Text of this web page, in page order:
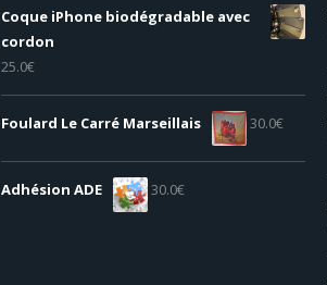
Coque iPhone biodégradable avec
cordon
25.0€
Foulard Le Carré Marseillais 30.0€
Adhésion ADE 30.0€